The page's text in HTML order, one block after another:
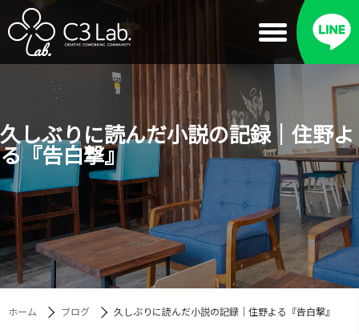
久しぶりに読んだ小説の記録｜住野よ
る『告白撃』
ホーム ブログ 久しぶりに読んだ小説の記録｜住野よる『告白撃』